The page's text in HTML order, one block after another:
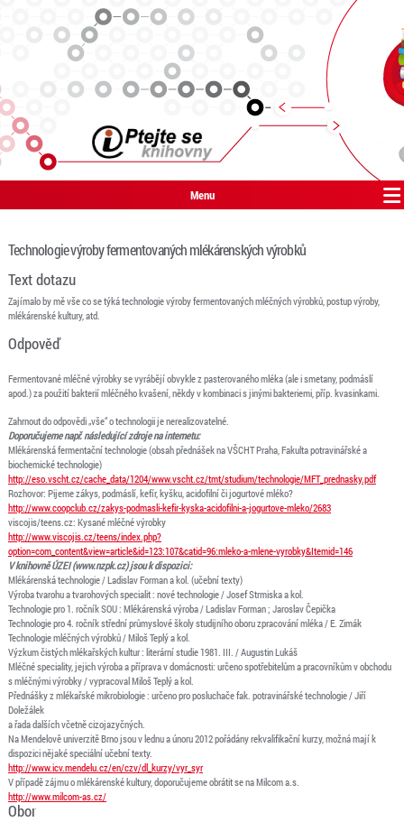
Menu
Technologie výroby fermentovaných mlékárenských výrobků
Text dotazu
Zajímalo by mě vše co se týká technologie výroby fermentovaných mléčných výrobků, postup výroby,
mlékárenské kultury, atd.
Odpověď
Fermentované mléčné výrobky se vyrábějí obvykle z pasterovaného mléka (ale i smetany, podmáslí
apod.) za použití bakterií mléčného kvašení, někdy v kombinaci s jinými bakteriemi, příp. kvasinkami.
Zahrnout do odpovědi „vše“ o technologii je nerealizovatelné.
Doporučujeme např. následující zdroje na internetu:
Mlékárenská fermentační technologie (obsah přednášek na VŠCHT Praha, Fakulta potravinářské a
biochemické technologie)
http://eso.vscht.cz/cache_data/1204/www.vscht.cz/tmt/studium/technologie/MFT_prednasky.pdf
Rozhovor: Pijeme zákys, podmáslí, kefír, kyšku, acidofilní či jogurtové mléko?
http://www.coopclub.cz/zakys-podmasli-kefir-kyska-acidofilni-a-jogurtove-mleko/2683
viscojis/teens.cz: Kysané mléčné výrobky
http://www.viscojis.cz/teens/index.php?
option=com_content&view=article&id=123:107&catid=96:mleko-a-mlene-vyrobky&Itemid=146
V knihovně ÚZEI (www.nzpk.cz) jsou k dispozici:
Mlékárenská technologie / Ladislav Forman a kol. (učební texty)
Výroba tvarohu a tvarohových specialit : nové technologie / Josef Strmiska a kol.
Technologie pro 1. ročník SOU : Mlékárenská výroba / Ladislav Forman ; Jaroslav Čepička
Technologie pro 4. ročník střední průmyslové školy studijního oboru zpracování mléka / E. Zimák
Technologie mléčných výrobků / Miloš Teplý a kol.
Výzkum čistých mlékařských kultur : literární studie 1981. III. / Augustin Lukáš
Mléčné speciality, jejich výroba a příprava v domácnosti: určeno spotřebitelům a pracovníkům v obchodu
s mléčnými výrobky / vypracoval Miloš Teplý a kol.
Přednášky z mlékařské mikrobiologie : určeno pro posluchače fak. potravinářské technologie / Jiří
Doležálek
a řada dalších včetně cizojazyčných.
Na Mendelově univerzitě Brno jsou v lednu a únoru 2012 pořádány rekvalifikační kurzy, možná mají k
dispozici nějaké speciální učební texty.
http://www.icv.mendelu.cz/en/czv/dl_kurzy/vyr_syr
V případě zájmu o mlékárenské kultury, doporučujeme obrátit se na Milcom a.s.
http://www.milcom-as.cz/
Obor